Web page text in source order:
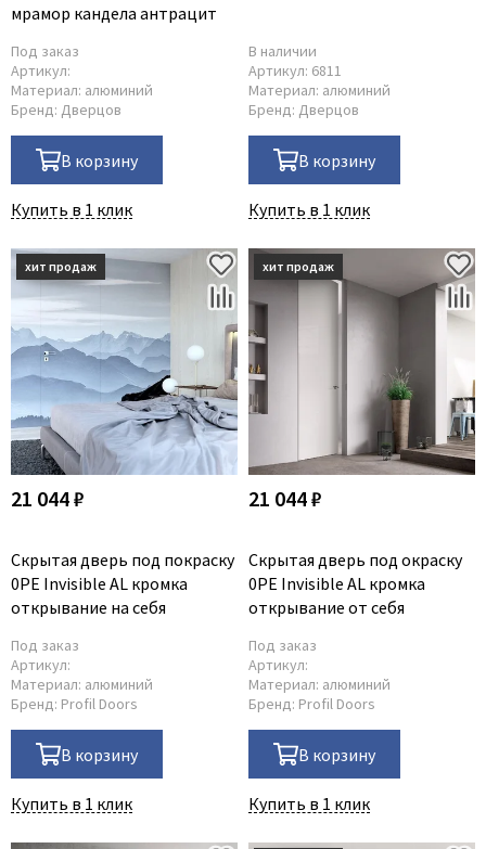
мрамор кандела антрацит
Под заказ
Артикул:
Материал: алюминий
Бренд: Дверцов
В корзину
Купить в 1 клик
В наличии
Артикул: 6811
Материал: алюминий
Бренд: Дверцов
В корзину
Купить в 1 клик
21 044 ₽
Скрытая дверь под покраску
0PE Invisible AL кромка
открывание на себя
Под заказ
Артикул:
Материал: алюминий
Бренд: Profil Doors
В корзину
Купить в 1 клик
21 044 ₽
Скрытая дверь под окраску
0PE Invisible AL кромка
открывание от себя
Под заказ
Артикул:
Материал: алюминий
Бренд: Profil Doors
В корзину
Купить в 1 клик